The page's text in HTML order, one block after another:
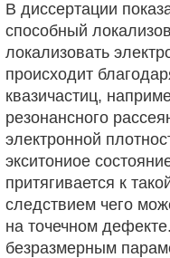
В диссертации
способный
локализовать
происходит
квазичастиц,
резонансного
электронной
экситониое
притягивается к
следствием чего
на точечном
безразмерным